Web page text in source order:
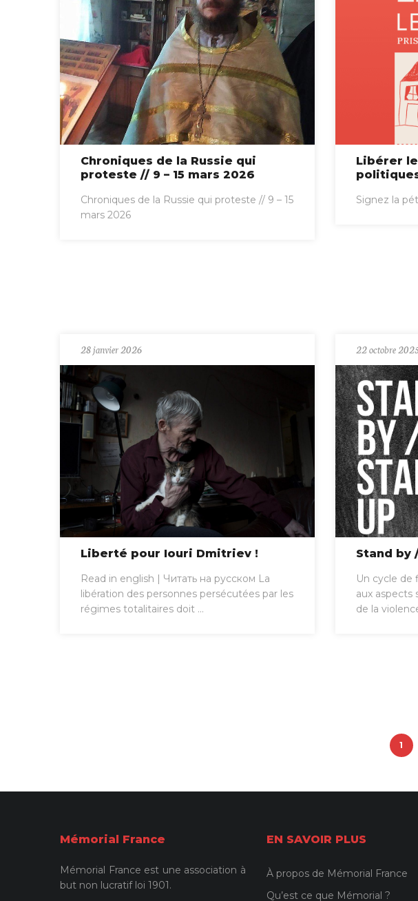
Chroniques de la Russie qui
proteste // 9 – 15 mars 2026
Chroniques de la Russie qui proteste // 9 – 15
mars 2026
Libérer
Signez la
28 janvier 2026
Liberté pour Iouri Dmitriev !
Read in english | Читать на русском La
libération des personnes persécutées par les
régimes totalitaires doit ...
22 octobre
Stand by
Un cycle de
aux aspects
de la
1
Mémorial France
Mémorial France est une association à
but non lucratif loi 1901.
EN SAVOIR PLUS
À propos de Mémorial France
Qu’est ce que Mémorial ?